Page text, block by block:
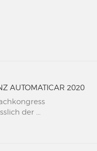
AUTOMATICAR 2020
der ...